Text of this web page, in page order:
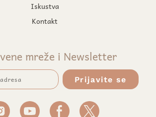
Iskustva
Kontakt
mreže i Newsletter